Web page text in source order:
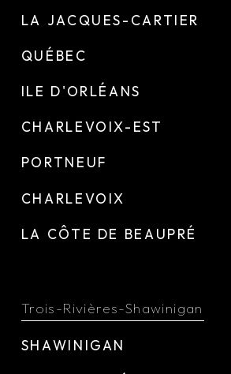
LA JACQUES-CARTIER
QUÉBEC
ILE D'ORLÉANS
CHARLEVOIX-EST
PORTNEUF
CHARLEVOIX
LA CÔTE DE BEAUPRÉ
Trois-Rivières-Shawinigan
SHAWINIGAN